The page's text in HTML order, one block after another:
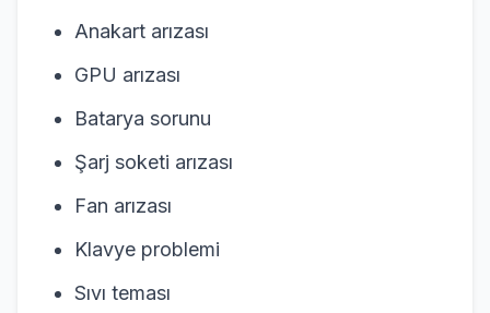
Anakart arızası
GPU arızası
Batarya sorunu
Şarj soketi arızası
Fan arızası
Klavye problemi
Sıvı teması